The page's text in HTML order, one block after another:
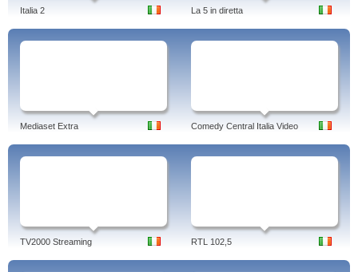
Italia 2 La 5 in diretta
Mediaset Extra Comedy Central Italia Video
TV2000 Streaming RTL 102,5